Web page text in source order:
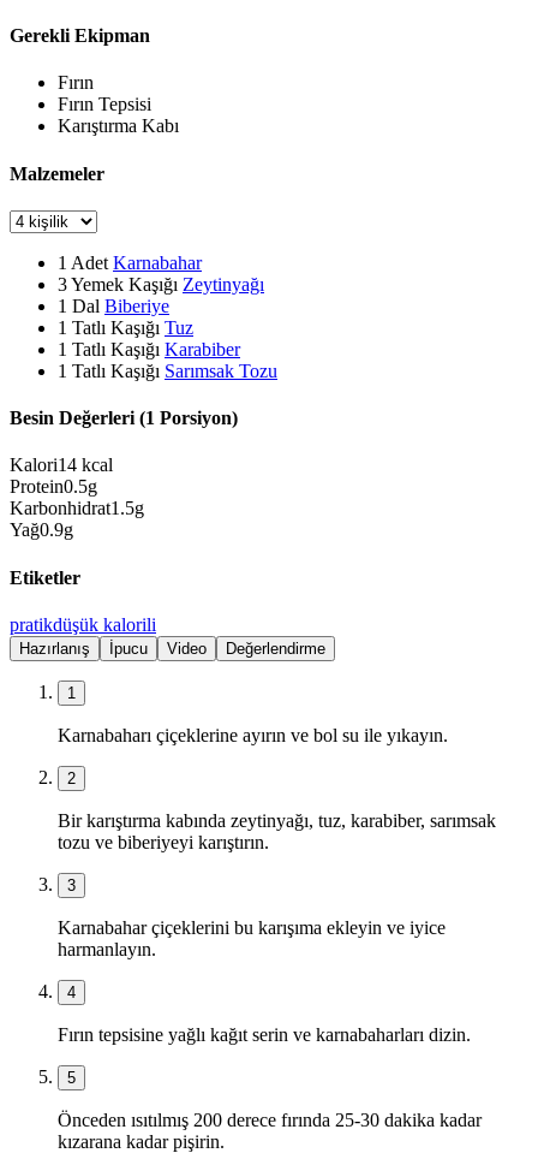
Gerekli Ekipman
Fırın
Fırın Tepsisi
Karıştırma Kabı
Malzemeler
1 Adet Karnabahar
3Yemek Kaşığı Zeytinyağı
1 Dal Biberiye
1 Tatlı Kaşığı Tuz
1 Tatlı Kaşığı Karabiber
1 Tatlı Kaşığı Sarımsak Tozu
Besin Değerleri (1 Porsiyon)
Kalori14 kcal
Protein0.5g
Karbonhidrat1.5g
Yağ0.9g
Etiketler
pratikdüşük kalorili
Hazırlanış İpucu Video Değerlendirme
1
Karnabaharı çiçeklerine ayırın ve bol su ile yıkayın.
2
Bir karıştırma kabında zeytinyağı, tuz, karabiber, sarımsak
tozu ve biberiyeyi karıştırın.
3
Karnabahar çiçeklerini bu karışıma ekleyin ve iyice
harmanlayın.
4
Fırın tepsisine yağlı kağıt serin ve karnabaharları dizin.
5
Önceden ısıtılmış 200 derece fırında 25-30 dakika kadar
kızarana kadar pişirin.